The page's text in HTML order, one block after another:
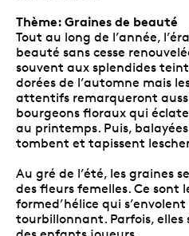
Thème: Graines de beauté
Tout au long de l’année,
beauté sans cesse
souvent aux splendides
dorées de l’automne mais
attentifs remarqueront
bourgeons floraux qui
au printemps. Puis,
tombent et tapissent
Au gré de l’été, les graines
des fleurs femelles. Ce sont
formed’hélice qui
tourbillonnant. Parfois, elles